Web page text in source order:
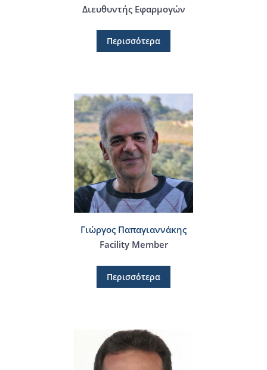
Διευθυντής Εφαρμογών
Περισσότερα
Γιώργος Παπαγιαννάκης
Facility Member
Περισσότερα